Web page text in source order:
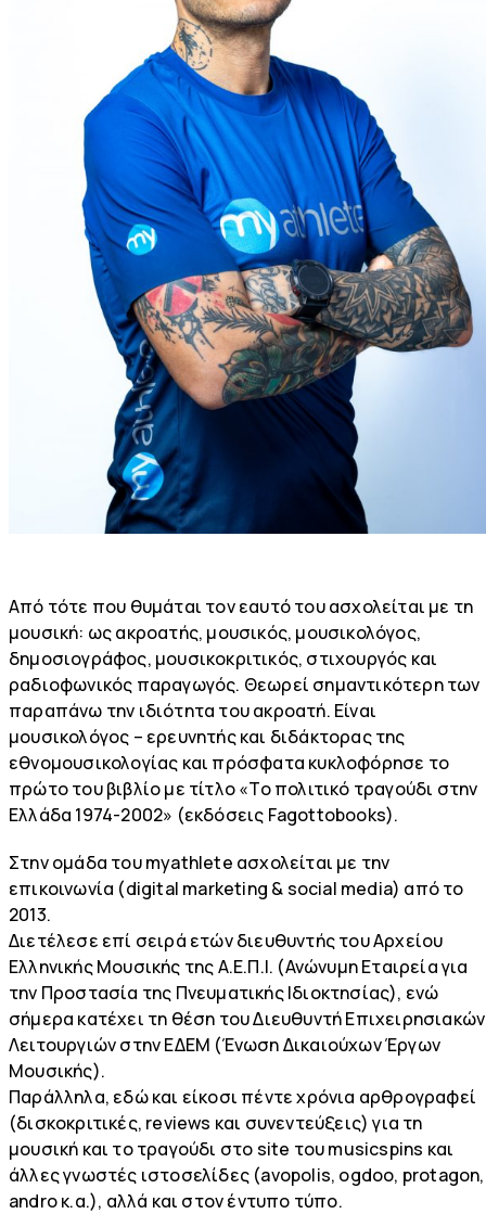
Από τότε που θυμάται τον εαυτό του ασχολείται με τη
μουσική: ως ακροατής, μουσικός, μουσικολόγος,
δημοσιογράφος, μουσικοκριτικός, στιχουργός και
ραδιοφωνικός παραγωγός. Θεωρεί σημαντικότερη των
παραπάνω την ιδιότητα του ακροατή. Είναι
μουσικολόγος – ερευνητής και διδάκτορας της
εθνομουσικολογίας και πρόσφατα κυκλοφόρησε το
πρώτο του βιβλίο με τίτλο «Το πολιτικό τραγούδι στην
Ελλάδα 1974-2002» (εκδόσεις Fagottobooks).
Στην ομάδα του myathlete ασχολείται με την
επικοινωνία (digital marketing & social media) από το
2013.
Διετέλεσε επί σειρά ετών διευθυντής του Αρχείου
Ελληνικής Μουσικής της Α.Ε.Π.Ι. (Ανώνυμη Εταιρεία για
την Προστασία της Πνευματικής Ιδιοκτησίας), ενώ
σήμερα κατέχει τη θέση του Διευθυντή Επιχειρησιακών
Λειτουργιών στην ΕΔΕΜ (Ένωση Δικαιούχων Έργων
Μουσικής).
Παράλληλα, εδώ και είκοσι πέντε χρόνια αρθρογραφεί
(δισκοκριτικές, reviews και συνεντεύξεις) για τη
μουσική και το τραγούδι στο site του musicspins και
άλλες γνωστές ιστοσελίδες (avopolis, ogdoo, protagon,
andro κ.α.), αλλά και στον έντυπο τύπο.